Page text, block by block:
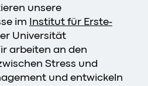
unsere
im Institut für Erste-
Universität
arbeiten an den
Stress und
und entwickeln